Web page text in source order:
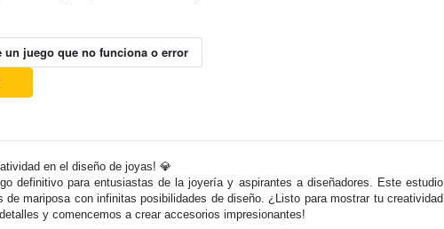
un juego que no funciona o error
en el diseño de joyas! 💎
definitivo para entusiastas de la joyería y aspirantes a diseñadores. Este estudio
mariposa con infinitas posibilidades de diseño. ¿Listo para mostrar tu creatividad
y comencemos a crear accesorios impresionantes!